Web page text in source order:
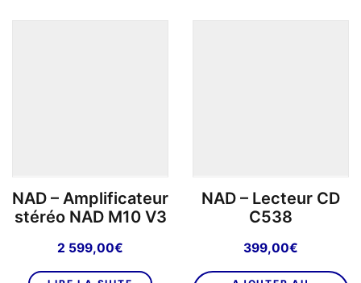
NAD – Amplificateur
stéréo NAD M10 V3
2 599,00€
NAD – Lecteur CD
C538
399,00€